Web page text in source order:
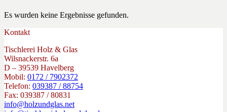
Es wurden keine Ergebnisse gefunden.
Kontakt
Tischlerei Holz & Glas
Wilsnackerstr. 6a
D – 39539 Havelberg
Mobil: 0172 / 7902372
Telefon: 039387 / 88754
Fax: 039387 / 80831
info@holzundglas.net